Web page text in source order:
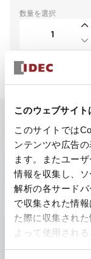
このウェブサイ
このサイトでは
ンテンツや広告
ます。またユー
情報を収集し、
解析の各サード
で収集された情
た際に収集され
よって使用される
数量を選択
主な特長
工作機械や産業
きに、迅速・確
できます。
各方向のレバー
操作レバーをセ